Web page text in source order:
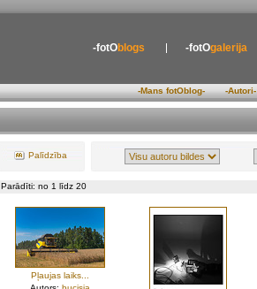
-fotOblogs -fotOgalerija
-Mans fotOblog- -Autori-
Palīdzība
Parādīti: no 1 līdz 20
Pļaujas laiks...